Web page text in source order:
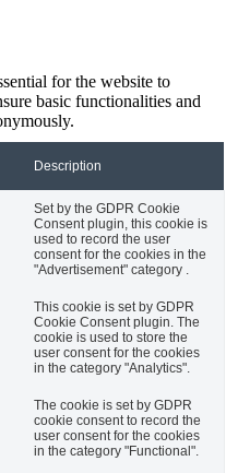
for the website to
basic functionalities and
Description
Set by the GDPR Cookie
Consent plugin, this cookie is
used to record the user
consent for the cookies in the
"Advertisement" category .
This cookie is set by GDPR
Cookie Consent plugin. The
cookie is used to store the
user consent for the cookies
in the category "Analytics".
The cookie is set by GDPR
cookie consent to record the
user consent for the cookies
in the category "Functional".